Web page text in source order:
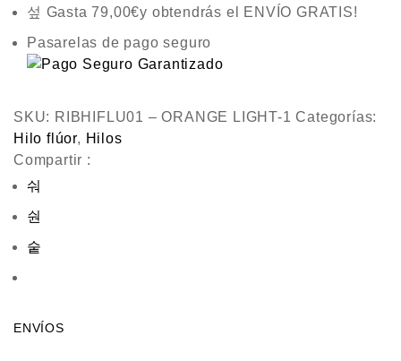
Gasta79,00€y obtendrás el ENVÍO GRATIS!
Pasarelas de pago seguro
SKU: RIBHIFLU01 – ORANGE LIGHT-1 Categorías:
Hilo flúor, Hilos
Compartir :
ENVÍOS